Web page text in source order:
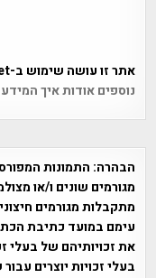
אתר זו עושה שימוש ב-Akismet כדי לסנן תגובות זבל.
נוספים אודות איך
הבהרה: התמונות
מגורמים שונים ו/או
מתקבלות מגורמים
עימם במועד כתיבת
את זכויותיהם של בעלי
בעלי זכויות יוצרים